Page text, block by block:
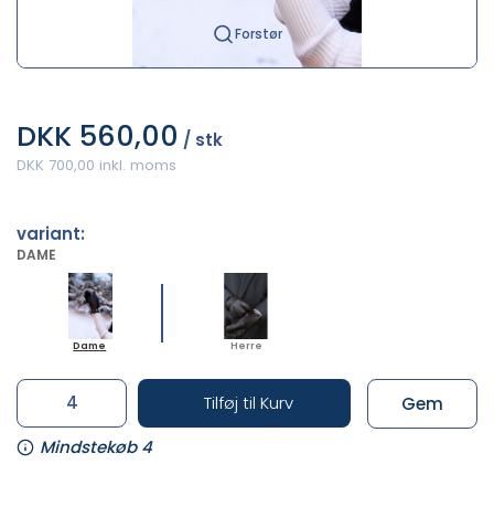
Forstør
DKK 560,00 / stk
DKK 700,00 inkl. moms
variant:
DAME
Dame Herre
Tilføj til Kurv
Mindstekøb 4
Gem